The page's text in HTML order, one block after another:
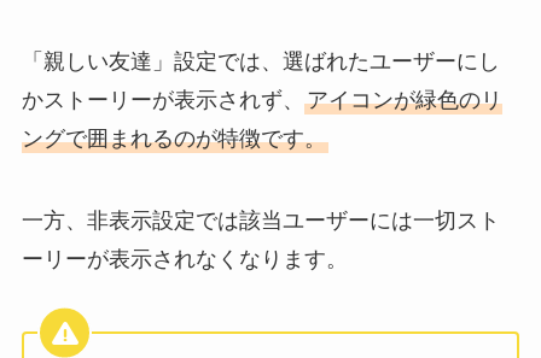
「親しい友達」設定では、選ばれたユーザーにし
かストーリーが表示されず、 アイコンが緑色のリ
ングで囲まれるのが特徴です。
一方、非表示設定では該当ユーザーには一切スト
ーリーが表示されなくなります。